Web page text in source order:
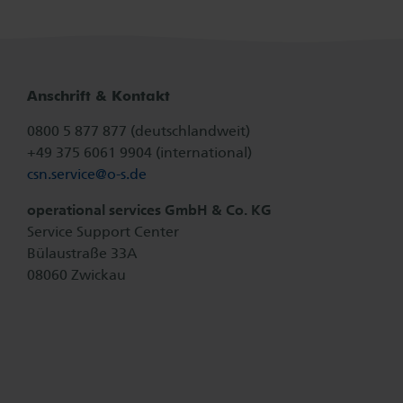
Anschrift & Kontakt
0800 5 877 877 (deutschlandweit)
+49 375 6061 9904 (international)
csn.service@o-s.de
operational services GmbH & Co. KG
Service Support Center
Bülaustraße 33A
08060 Zwickau